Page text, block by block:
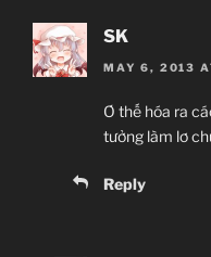
SK
MAY 6, 2013
Ơ thế hóa ra
tưởng làm lơ
Reply